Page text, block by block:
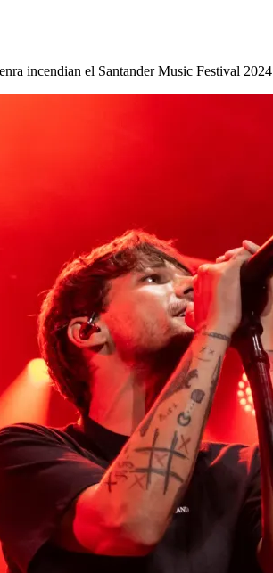
incendian el Santander Music Festival 2024